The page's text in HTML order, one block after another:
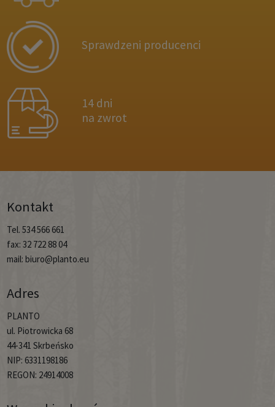
Sprawdzeni producenci
14 dni
na zwrot
Kontakt
Tel. 534 566 661
fax: 32 722 88 04
mail: biuro@planto.eu
Adres
PLANTO
ul. Piotrowicka 68
44-341 Skrbeńsko
NIP: 6331198186
REGON: 24914008